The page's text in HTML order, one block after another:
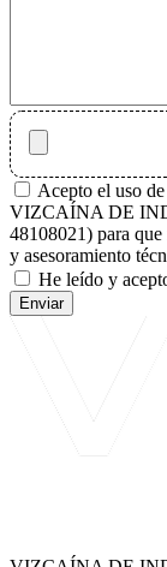
Acepto el uso
VIZCAÍNA DE
48108021) para
y asesoramiento
He leído y
Enviar